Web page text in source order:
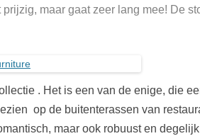
maar gaat zeer lang mee! De
. Het is een van de enige, die
op de buitenterassen van
maar ook robuust en